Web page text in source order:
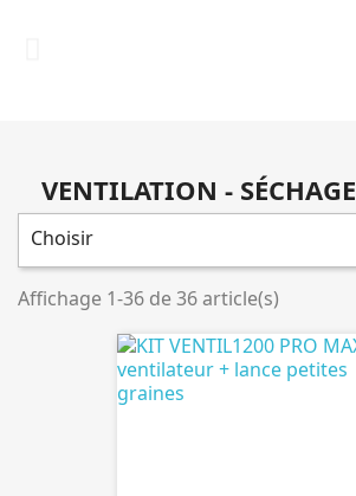
VENTILATION - SÉCHAGE
Choisir
Affichage 1-36 de 36 article(s)